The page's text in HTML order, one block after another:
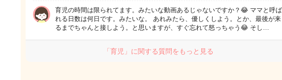
育児の時間は限られてます。みたいな動画あるじゃないですか？😂 ママと呼ば
れる日数は何日です。みたいな。 あれみたら、優しくしよう。とか、最後が来
るまでちゃんと接しよう。と思いますが、すぐ忘れて怒っちゃう😂 そし…
「育児」に関する質問をもっと見る